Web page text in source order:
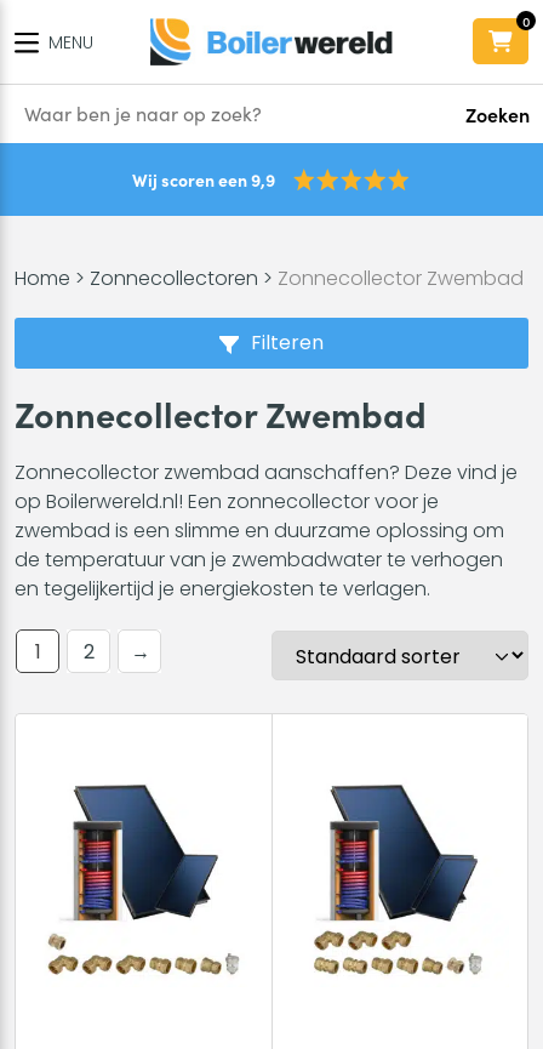
MENU
0
Zoeken
Wij scoren een 9,9
Home > Zonnecollectoren > Zonnecollector Zwembad
Filteren
Zonnecollector Zwembad
Zonnecollector zwembad aanschaffen? Deze vind je
op Boilerwereld.nl! Een zonnecollector voor je
zwembad is een slimme en duurzame oplossing om
de temperatuur van je zwembadwater te verhogen
en tegelijkertijd je energiekosten te verlagen.
1 2 →